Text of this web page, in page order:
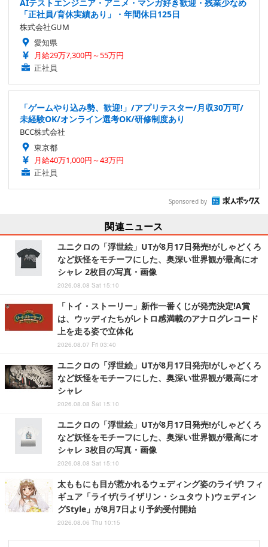
AIテストエンジニア・アニメ・マンガ好き歓迎・残業少なめ
「正社員/育休実績あり」・年間休日125日
株式会社GUM
愛知県
月給29万7,300円～55万円
正社員
「ゲームやり込み勢、歓迎!」/アプリテスター/月収30万可/
未経験OK/オンライン選考OK/研修制度あり
BCC株式会社
東京都
月給40万1,000円～43万円
正社員
Sponsored by
関連ニュース
ユニクロの「浮世絵」UTが8月17日発売!がしゃどくろ
など妖怪をモチーフにした、奥深い世界観が最高にオ
シャレ 2枚目の写真・画像
2026.08.08 Sat 15:10
「トイ・ストーリー」新作一番くじが発売決定!A賞
は、ウッディたちがレトロ感満載のアナログレコード
上を走る姿で立体化
2026.08.07 Fri 03:40
ユニクロの「浮世絵」UTが8月17日発売!がしゃどくろ
など妖怪をモチーフにした、奥深い世界観が最高にオ
シャレ
2026.08.08 Sat 15:10
ユニクロの「浮世絵」UTが8月17日発売!がしゃどくろ
など妖怪をモチーフにした、奥深い世界観が最高にオ
シャレ 3枚目の写真・画像
2026.08.08 Sat 15:10
太ももにも目が惹かれるウェディング姿のライザ! フィ
ギュア「ライザ(ライザリン・シュタウト)ウェディン
グStyle」が8月7日より予約受付開始
2026.08.06 Thu 10:15